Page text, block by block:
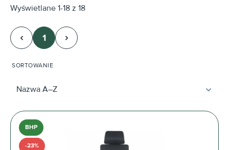
Wyświetlane 1-18 z 18
Strona
1
SORTOWANIE
BHP
-23%